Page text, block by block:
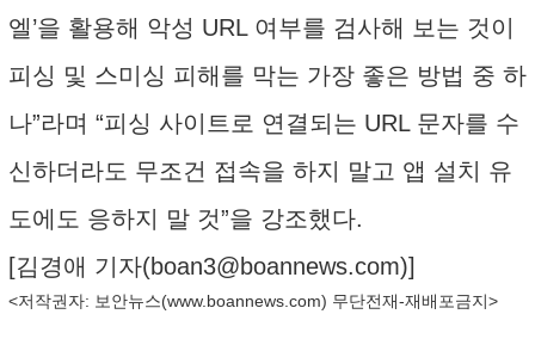
엘’을 활용해 악성 URL 여부를 검사해 보는 것이
피싱 및 스미싱 피해를 막는 가장 좋은 방법 중 하
나”라며 “피싱 사이트로 연결되는 URL 문자를 수
신하더라도 무조건 접속을 하지 말고 앱 설치 유
도에도 응하지 말 것”을 강조했다.
[김경애 기자(boan3@boannews.com)]
<저작권자: 보안뉴스(www.boannews.com) 무단전재-재배포금지>